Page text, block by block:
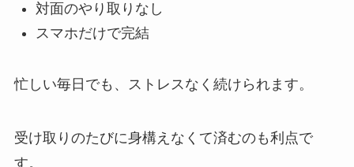
対面のやり取りなし
スマホだけで完結
忙しい毎日でも、ストレスなく続けられます。
受け取りのたびに身構えなくて済むのも利点で
す。